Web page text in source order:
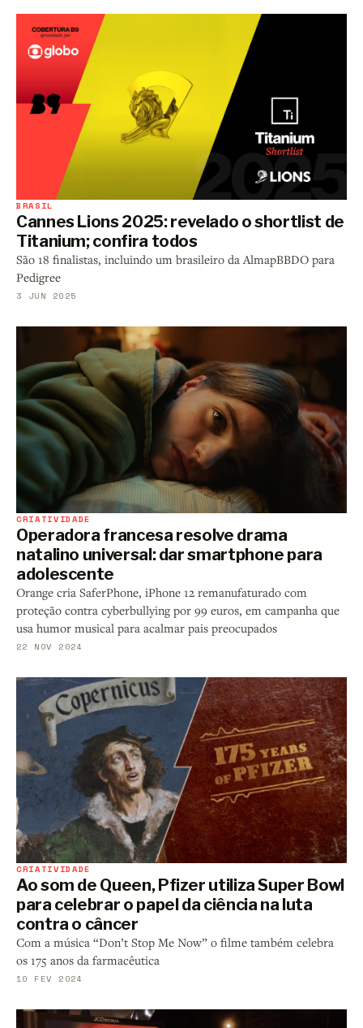
BRASIL
Cannes Lions 2025: revelado o shortlist de
Titanium; confira todos
São 18 finalistas, incluindo um brasileiro da AlmapBBDO para
Pedigree
3 JUN 2025
CRIATIVIDADE
Operadora francesa resolve drama
natalino universal: dar smartphone para
adolescente
Orange cria SaferPhone, iPhone 12 remanufaturado com
proteção contra cyberbullying por 99 euros, em campanha que
usa humor musical para acalmar pais preocupados
22 NOV 2024
CRIATIVIDADE
Ao som de Queen, Pfizer utiliza Super Bowl
para celebrar o papel da ciência na luta
contra o câncer
Com a música “Don’t Stop Me Now” o filme também celebra
os 175 anos da farmacêutica
10 FEV 2024